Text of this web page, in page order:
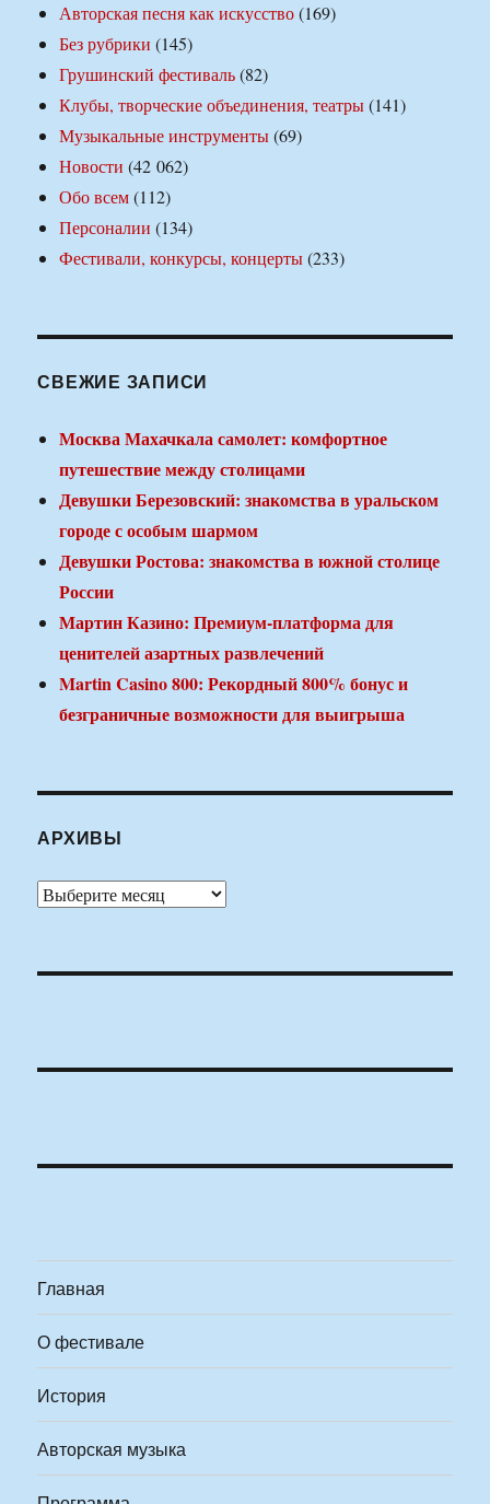
Авторская песня как искусство(169)
Без рубрики (145)
Грушинский фестиваль(82)
Клубы, творческие объединения, театры(141)
Музыкальные инструменты(69)
Новости (42 062)
Обо всем(112)
Персоналии (134)
Фестивали, конкурсы, концерты(233)
СВЕЖИЕ ЗАПИСИ
Москва Махачкала самолет: комфортное
путешествие между столицами
Девушки Березовский: знакомства в уральском
городе с особым шармом
Девушки Ростова: знакомства в южной столице
России
Мартин Казино: Премиум-платформа для
ценителей азартных развлечений
Martin Casino 800: Рекордный 800% бонус и
безграничные возможности для выигрыша
АРХИВЫ
Архивы
Главная
О фестивале
История
Авторская музыка